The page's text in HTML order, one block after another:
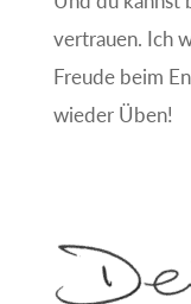
vertrauen. Ich
Freude beim
wieder Üben!